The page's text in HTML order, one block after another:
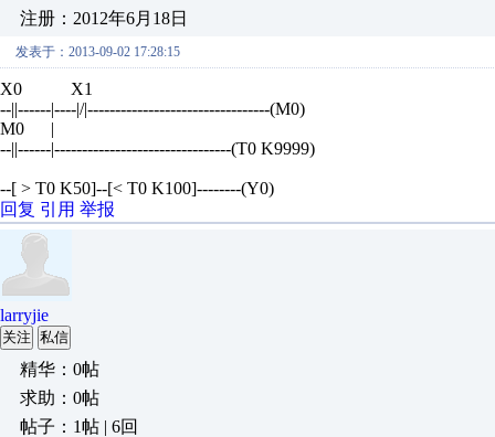
注册：2012年6月18日
发表于：2013-09-02 17:28:15
X0 X1
--||------|----|/|---------------------------------(M0)
M0 |
--||------|--------------------------------(T0 K9999)
--[ > T0 K50]--[< T0 K100]--------(Y0)
回复 引用 举报
larryjie
关注 私信
精华：0帖
求助：0帖
帖子：1帖 | 6回